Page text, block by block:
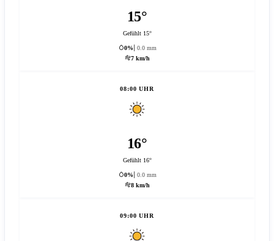
15°
Gefühlt 15°
0%
0.0 mm
7 km/h
08:00 UHR
16°
Gefühlt 16°
0%
0.0 mm
8 km/h
09:00 UHR